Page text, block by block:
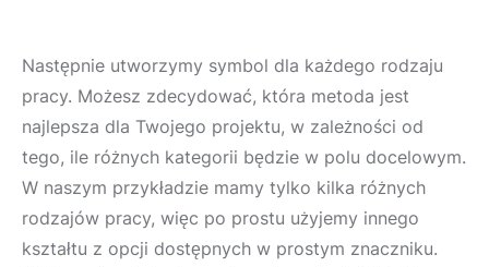
Następnie utworzymy symbol dla każdego rodzaju
pracy. Możesz zdecydować, która metoda jest
najlepsza dla Twojego projektu, w zależności od
tego, ile różnych kategorii będzie w polu docelowym.
W naszym przykładzie mamy tylko kilka różnych
rodzajów pracy, więc po prostu użyjemy innego
kształtu z opcji dostępnych w prostym znaczniku.